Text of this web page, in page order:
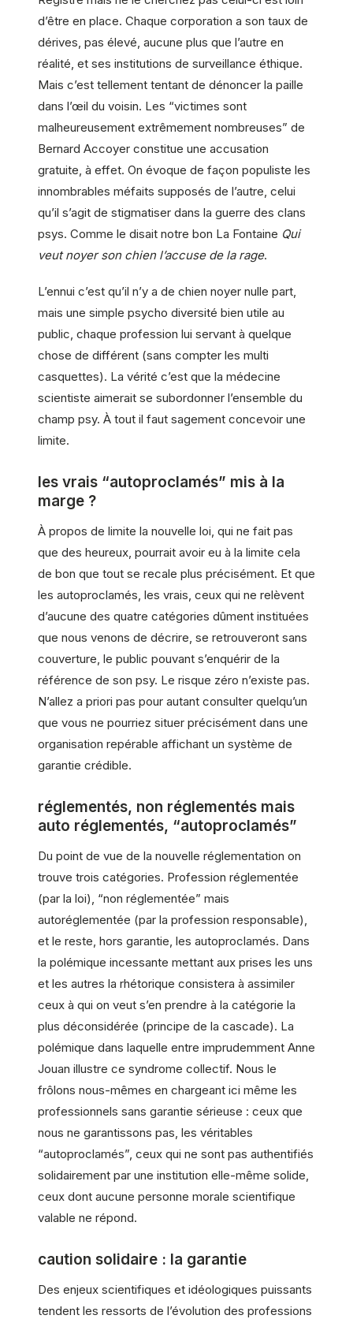
d’être en place. Chaque corporation a son taux de
dérives, pas élevé, aucune plus que l’autre en
réalité, et ses institutions de surveillance éthique.
Mais c’est tellement tentant de dénoncer la paille
dans l’œil du voisin. Les “victimes sont
malheureusement extrêmement nombreuses” de
Bernard Accoyer constitue une accusation
gratuite, à effet. On évoque de façon populiste les
innombrables méfaits supposés de l’autre, celui
qu’il s’agit de stigmatiser dans la guerre des clans
psys. Comme le disait notre bon La Fontaine Qui
veut noyer son chien l’accuse de la rage.
L’ennui c’est qu’il n’y a de chien noyer nulle part,
mais une simple psycho diversité bien utile au
public, chaque profession lui servant à quelque
chose de différent (sans compter les multi
casquettes). La vérité c’est que la médecine
scientiste aimerait se subordonner l’ensemble du
champ psy. À tout il faut sagement concevoir une
limite.
les vrais “autoproclamés” mis à la
marge ?
À propos de limite la nouvelle loi, qui ne fait pas
que des heureux, pourrait avoir eu à la limite cela
de bon que tout se recale plus précisément. Et que
les autoproclamés, les vrais, ceux qui ne relèvent
d’aucune des quatre catégories dûment instituées
que nous venons de décrire, se retrouveront sans
couverture, le public pouvant s’enquérir de la
référence de son psy. Le risque zéro n’existe pas.
N’allez a priori pas pour autant consulter quelqu’un
que vous ne pourriez situer précisément dans une
organisation repérable affichant un système de
garantie crédible.
réglementés, non réglementés mais
auto réglementés, “autoproclamés”
Du point de vue de la nouvelle réglementation on
trouve trois catégories. Profession réglementée
(par la loi), “non réglementée” mais
autoréglementée (par la profession responsable),
et le reste, hors garantie, les autoproclamés. Dans
la polémique incessante mettant aux prises les uns
et les autres la rhétorique consistera à assimiler
ceux à qui on veut s’en prendre à la catégorie la
plus déconsidérée (principe de la cascade). La
polémique dans laquelle entre imprudemment Anne
Jouan illustre ce syndrome collectif. Nous le
frôlons nous-mêmes en chargeant ici même les
professionnels sans garantie sérieuse : ceux que
nous ne garantissons pas, les véritables
“autoproclamés”, ceux qui ne sont pas authentifiés
solidairement par une institution elle-même solide,
ceux dont aucune personne morale scientifique
valable ne répond.
caution solidaire : la garantie
Des enjeux scientifiques et idéologiques puissants
tendent les ressorts de l’évolution des professions